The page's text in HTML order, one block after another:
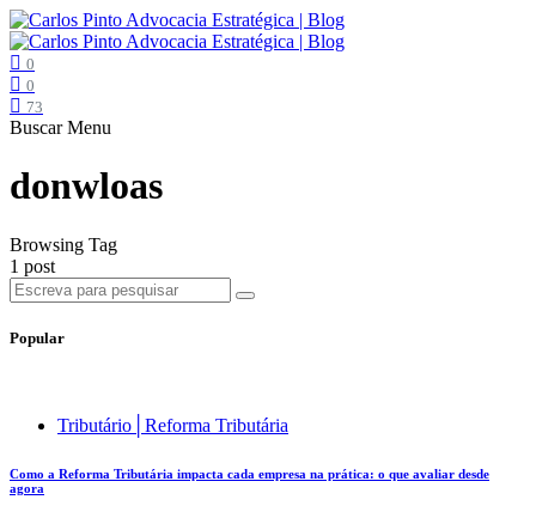
0
0
73
Buscar Menu
donwloas
Browsing Tag
1 post
Popular
Tributário│Reforma Tributária
Como a Reforma Tributária impacta cada empresa na prática: o que avaliar desde
agora